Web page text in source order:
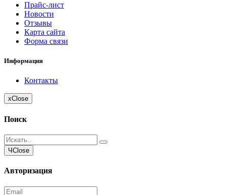
Прайс-лист
Новости
Отзывы
Карта сайта
Форма связи
Информация
Контакты
xClose
Поиск
ЧClose
Авторизация